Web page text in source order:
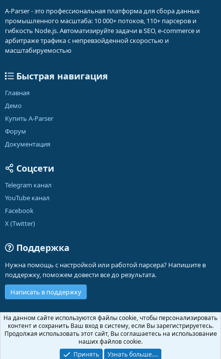
A-Parser - это профессиональная платформа для сбора данных
промышленного масштаба: 10 000+ потоков, 110+ парсеров и
гибкость Node.js. Автоматизируйте задачи в SEO, e-commerce и
арбитраже трафика с непревзойденной скоростью и
масштабируемостью
Быстрая навигация
Главная
Демо
Купить A-Parser
Форум
Документация
Соцсети
Telegram канал
YouTube канал
Facebook
X (Twitter)
Поддержка
Нужна помощь с настройкой или работой парсера? Напишите в
поддержку, поможем довести все до результата.
Написать в поддержку
Russian (RU)
Обратная связь
Условия и правила
Политика конфиденциальности
Помощь
Community platform by XenForo ® © 2010-2026 XenForo Ltd.
На данном сайте используются файлы cookie, чтобы персонализировать
контент и сохранить Ваш вход в систему, если Вы зарегистрируетесь.
Продолжая использовать этот сайт, Вы соглашаетесь на использование
наших файлов cookie.
Принять
Узнать больше.…